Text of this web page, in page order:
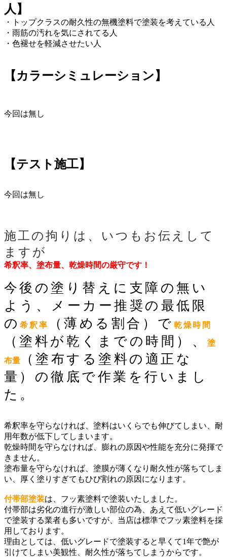
人】
・トップクラスの耐久性の無機塗料で塗装を考えている人
・雨筋の汚れを気にされてる人
・色褪せを軽減させたい人
【カラーシミュレーション】
今回は無し
【テスト施工】
今回は無し
施工の拘りは、いつもお伝えして
ますが
希釈率、塗布量、乾燥時間の厳守です！
今後の塗り替えに支障の無い
よう、メーカー推奨の最低限
の希釈率 （薄める割合）で 乾燥時間
（塗料が乾くまでの時間）、塗
布量
（塗布する塗料の適正な
量）の徹底で作業を行いまし
た。
希釈率を守らなければ、塗料はいくらでも伸びてしまい、耐
用年数が低下してしまいます。
乾燥時間を守らなければ、膨れの原因や性能を充分に発揮で
きません。
塗布量を守らなければ、塗膜が薄くなり耐久性が落ちてしま
い、厚く塗りすぎてもひび割れの原因になります。
付帯部塗装は、フッ素塗料で塗装いたしました。
付帯部は劣化の進行が激しい部位の為、あえて低いグレード
で塗装する業者も多いですが、当店は標準でフッ素塗料を採
用しております。
理由としては、低いグレードで塗装すると早くて1年で艶が
引けてしまい美観性、耐久性が落ちてしまうからです。